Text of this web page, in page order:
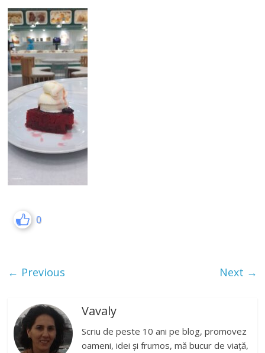
0
← Previous Next →
Vavaly
Scriu de peste 10 ani pe blog, promovez
oameni, idei și frumos, mă bucur de viață,